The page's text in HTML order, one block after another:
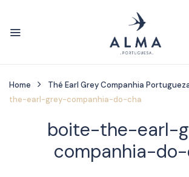
Home Thé Earl Grey Companhia
the-earl-grey-companhia-do-cha
boite-the-earl-
companhia-